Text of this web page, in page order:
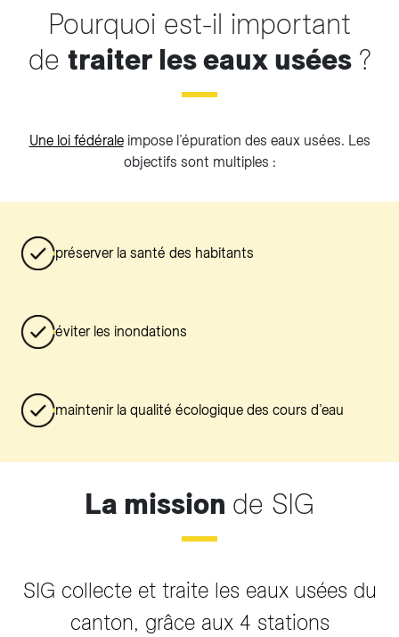
Pourquoi est-il important
de traiter les eaux usées ?
Une loi fédéraleimpose l’épuration des eaux usées. Les
objectifs sont multiples :
préserver la santé des habitants
éviter les inondations
maintenir la qualité écologique des cours d’eau
La mission de SIG
SIG collecte et traite les eaux usées du
canton, grâce aux 4 stations